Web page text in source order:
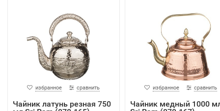
избранное сравнить
Чайник латунь резная 750
избранное сравнить
Чайник медный 1000